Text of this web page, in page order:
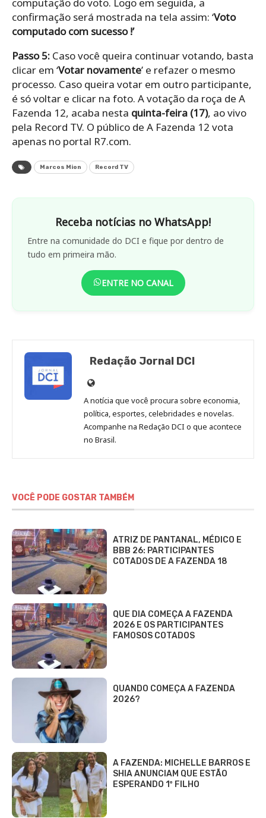
confirmação será mostrada na tela assim: ‘Voto
computado com sucesso !’
Passo 5: Caso você queira continuar votando, basta
clicar em ‘Votar novamente’ e refazer o mesmo
processo. Caso queira votar em outro participante,
é só voltar e clicar na foto. A votação da roça de A
Fazenda 12, acaba nesta quinta-feira (17), ao vivo
pela Record TV. O público de A Fazenda 12 vota
apenas no portal R7.com.
Marcos Mion Record TV
Receba notícias no WhatsApp!
Entre na comunidade do DCI e fique por dentro de
tudo em primeira mão.
ENTRE NO CANAL
Redação Jornal DCI
Site
de
Redação
Jornal
DCI
A notícia que você procura sobre economia,
política, esportes, celebridades e novelas.
Acompanhe na Redação DCI o que acontece
no Brasil.
VOCÊ PODE GOSTAR TAMBÉM
ATRIZ DE PANTANAL, MÉDICO E
BBB 26: PARTICIPANTES
COTADOS DE A FAZENDA 18
QUE DIA COMEÇA A FAZENDA
2026 E OS PARTICIPANTES
FAMOSOS COTADOS
QUANDO COMEÇA A FAZENDA
2026?
A FAZENDA: MICHELLE BARROS E
SHIA ANUNCIAM QUE ESTÃO
ESPERANDO 1º FILHO